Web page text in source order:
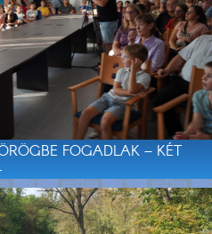
FOGADLAK – KÉT